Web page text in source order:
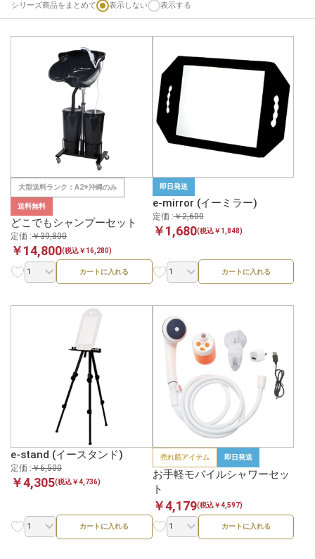
シリーズ商品をまとめて 表示しない 表示する
大型送料ランク：A2※沖縄のみ
送料無料
どこでもシャンプーセット
定価 :￥39,800
￥14,800(税込￥16,280)
カートに入れる
即日発送
e-mirror (イーミラー)
定価 :￥2,600
￥1,680(税込￥1,848)
カートに入れる
e-stand (イースタンド)
定価 :￥6,500
￥4,305(税込￥4,736)
カートに入れる
売れ筋アイテム 即日発送
お手軽モバイルシャワーセッ
ト
￥4,179(税込￥4,597)
カートに入れる